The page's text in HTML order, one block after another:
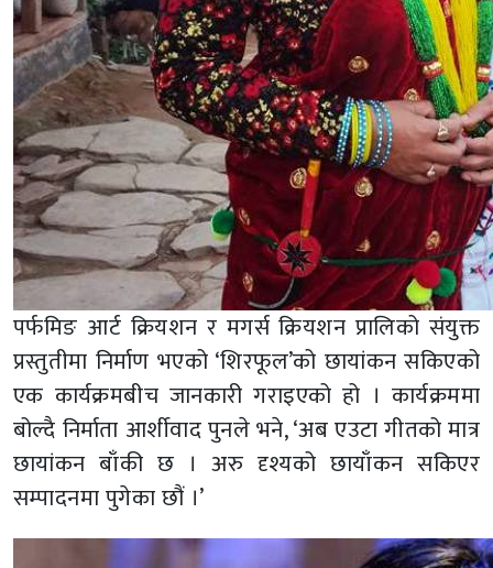
पर्फमिङ आर्ट क्रियशन र मगर्स क्रियशन प्रालिको संयुक्त
प्रस्तुतीमा निर्माण भएको ‘शिरफूल’को छायांकन सकिएको
एक कार्यक्रमबीच जानकारी गराइएको हो । कार्यक्रममा
बोल्दै निर्माता आर्शीवाद पुनले भने, ‘अब एउटा गीतको मात्र
छायांकन बाँकी छ । अरु दृश्यको छायाँकन सकिएर
सम्पादनमा पुगेका छौं ।’